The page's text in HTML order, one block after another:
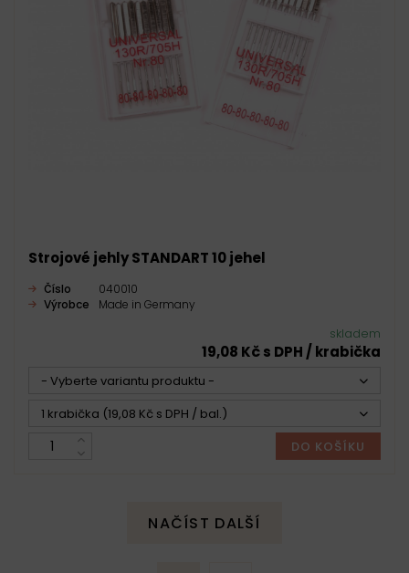
Strojové jehly STANDART 10 jehel
Číslo
040010
Výrobce
Made in Germany
skladem
19,08 Kč s DPH / krabička
- Vyberte variantu produktu -
1 krabička (19,08 Kč s DPH / bal.)
DO KOŠÍKU
NAČÍST DALŠÍ